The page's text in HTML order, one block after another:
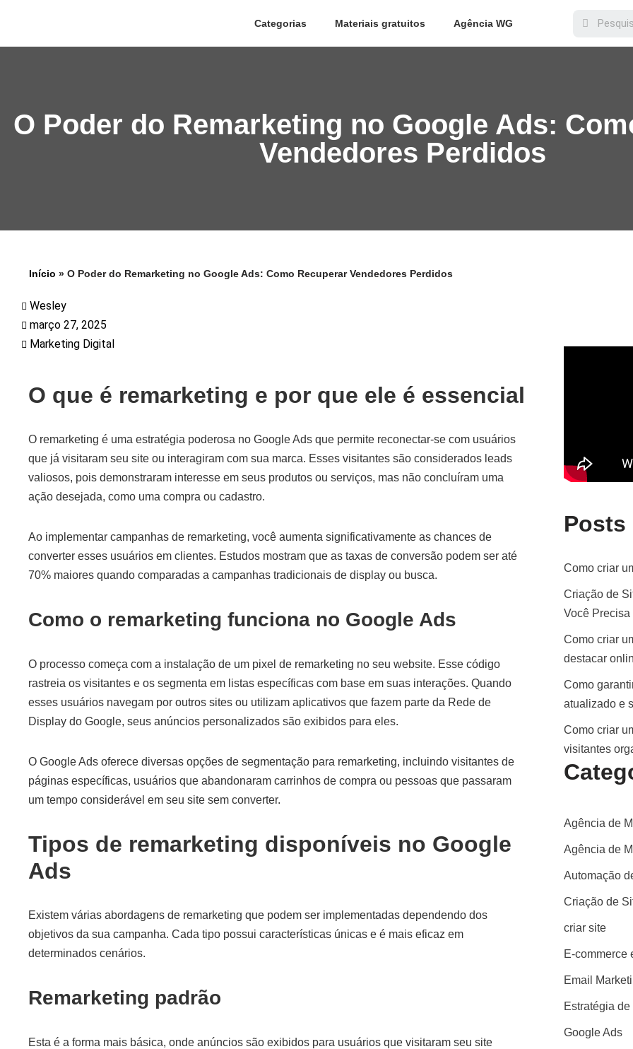
Categorias Materiais gratuitos Agência WG
O Poder do Remarketing no Google Ads:
Vendedores Perdidos
Início » O Poder do Remarketing no Google Ads: Como Recuperar Vendedores Perdidos
Wesley
março 27, 2025
Marketing Digital
O que é remarketing e por que ele é essencial
O remarketing é uma estratégia poderosa no Google Ads que permite reconectar-se com usuários
que já visitaram seu site ou interagiram com sua marca. Esses visitantes são considerados leads
valiosos, pois demonstraram interesse em seus produtos ou serviços, mas não concluíram uma
ação desejada, como uma compra ou cadastro.
Ao implementar campanhas de remarketing, você aumenta significativamente as chances de
converter esses usuários em clientes. Estudos mostram que as taxas de conversão podem ser até
70% maiores quando comparadas a campanhas tradicionais de display ou busca.
Como o remarketing funciona no Google Ads
O processo começa com a instalação de um pixel de remarketing no seu website. Esse código
rastreia os visitantes e os segmenta em listas específicas com base em suas interações. Quando
esses usuários navegam por outros sites ou utilizam aplicativos que fazem parte da Rede de
Display do Google, seus anúncios personalizados são exibidos para eles.
O Google Ads oferece diversas opções de segmentação para remarketing, incluindo visitantes de
páginas específicas, usuários que abandonaram carrinhos de compra ou pessoas que passaram
um tempo considerável em seu site sem converter.
Tipos de remarketing disponíveis no Google
Ads
Existem várias abordagens de remarketing que podem ser implementadas dependendo dos
objetivos da sua campanha. Cada tipo possui características únicas e é mais eficaz em
determinados cenários.
Remarketing padrão
Esta é a forma mais básica, onde anúncios são exibidos para usuários que visitaram seu site
Posts
Como criar
Criação de
Você Precisa
Como criar
destacar
Como
atualizado e
Como criar
visitantes
Agência de
Agência de
Automação
Criação de
criar site
E-commerce
Email
Estratégia de
Google Ads